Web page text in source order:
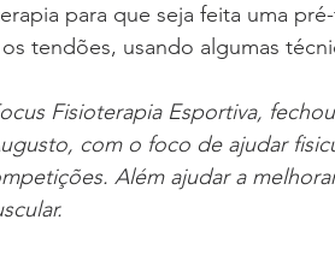
para que seja feita uma
tendões, usando algumas
Fisioterapia Esportiva,
com o foco de ajudar
Além ajudar a